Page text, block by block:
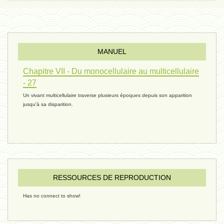
évolution 10 - 4 février 2025
réconciliations 04 - 26 janvier
réchauffement 03 - 26 janvier 2025
ressources de vie 05 - 23 décembre
MANUEL
Chapitre VII - Du monocellulaire au multicellulaire
- 27
Un vivant multicellulaire traverse plusieurs époques depuis son apparition
jusqu'à sa disparition.
RESSOURCES DE REPRODUCTION
Has no connect to show!